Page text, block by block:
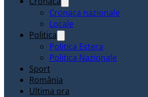
Cronaca nazionale
Locale
Politica
Politica Estera
Politica Nazionale
Sport
România
Ultima ora